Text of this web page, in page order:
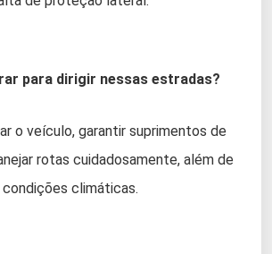
para dirigir nessas estradas?
o veículo, garantir suprimentos de
rotas cuidadosamente, além de
climáticas.